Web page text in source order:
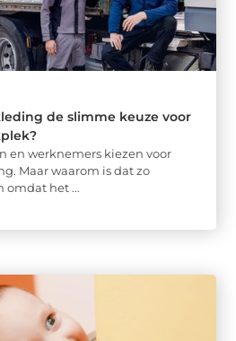
de slimme keuze voor
en werknemers kiezen voor
Maar waarom is dat zo
omdat het ...